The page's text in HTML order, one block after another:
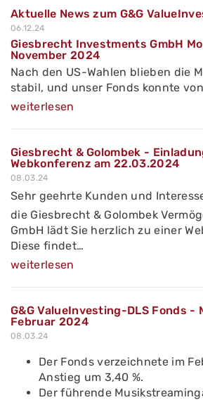
Aktuelle News zum G&G
06.12.24
Giesbrecht Investments GmbH
November 2024
Nach den US-Wahlen blieben die
stabil, und unser Fonds konnte
weiterlesen
Giesbrecht & Golombek -
Webkonferenz am 22.03.2024
08.03.24
Sehr geehrte Kunden und
die Giesbrecht & Golombek
GmbH lädt Sie herzlich zu einer
Diese findet…
weiterlesen
G&G ValueInvesting-DLS Fonds -
Februar 2024
08.03.24
Der Fonds verzeichnete im
Anstieg um 3,40 %.
Der führende